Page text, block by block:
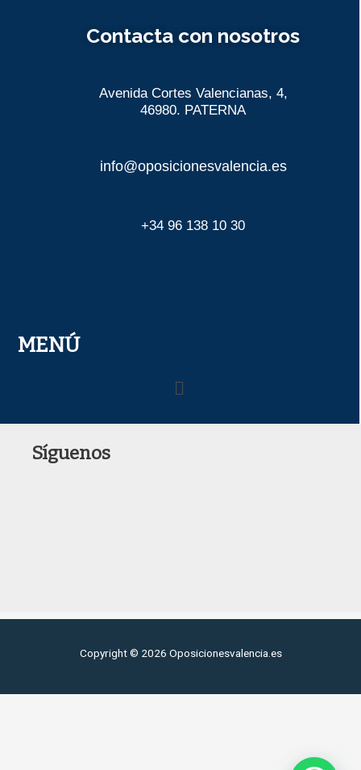
Contacta con nosotros
Avenida Cortes Valencianas, 4,
46980. PATERNA
info@oposicionesvalencia.es
+34 96 138 10 30
MENÚ
Menú
Síguenos
Copyright © 2026 Oposicionesvalencia.es